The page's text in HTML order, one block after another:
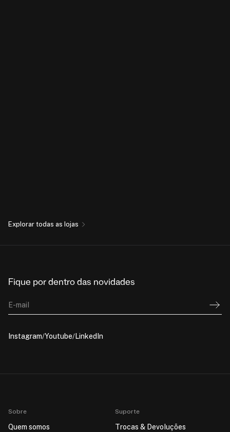
Explorar todas as lojas
Fique por dentro das novidades
E-mail
Instagram Youtube LinkedIn
Sobre
Quem somos
Suporte
Trocas & Devoluções